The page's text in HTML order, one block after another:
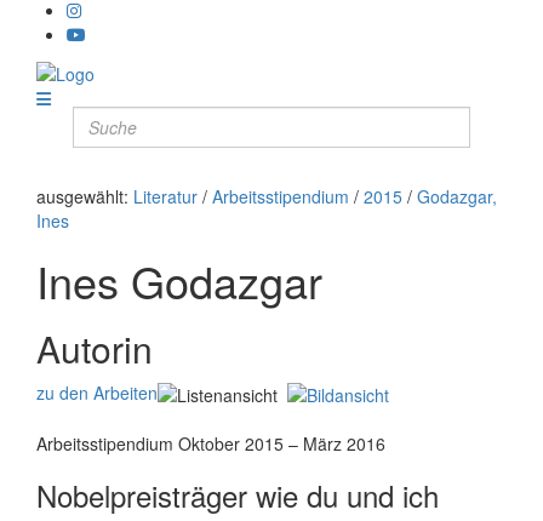
ausgewählt: Literatur / Arbeitsstipendium / 2015 / Godazgar,
Ines
Ines Godazgar
Autorin
zu den Arbeiten
Arbeitsstipendium Oktober 2015 – März 2016
Nobelpreisträger wie du und ich